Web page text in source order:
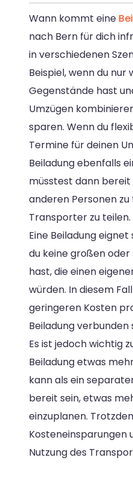
Wann kommt eine
nach Bern für dich
in verschiedenen
Beispiel, wenn du
Gegenstände hast
Umzügen
sparen. Wenn du
Termine für deinen
Beiladung ebenfalls
müsstest dann bereit
anderen Personen
Transporter zu teilen.
Eine Beiladung
du keine großen
hast, die einen
würden. In diesem
geringeren Kosten
Beiladung verbunden
Es ist jedoch wichtig
Beiladung etwas
kann als ein
bereit sein, etwas
einzuplanen.
Kosteneinsparungen
Nutzung des